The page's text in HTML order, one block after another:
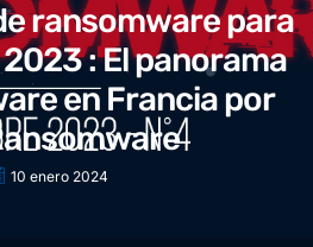
ransomware para
: El panorama
en Francia por
10 enero 2024